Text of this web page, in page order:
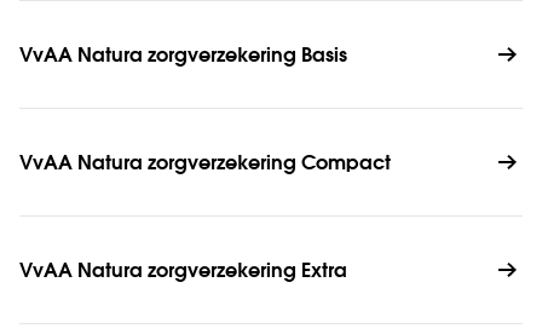
VvAA Natura zorgverzekering Basis
VvAA Natura zorgverzekering Compact
VvAA Natura zorgverzekering Extra